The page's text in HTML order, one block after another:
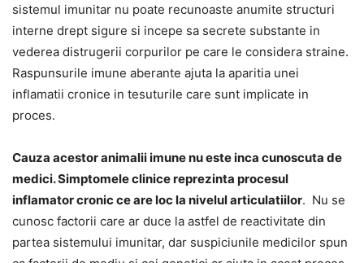
sistemul imunitar nu poate recunoaste anumite structuri
interne drept sigure si incepe sa secrete substante in
vederea distrugerii corpurilor pe care le considera straine.
Raspunsurile imune aberante ajuta la aparitia unei
inflamatii cronice in tesuturile care sunt implicate in
proces.
Cauza acestor animalii imune nu este inca cunoscuta de
medici. Simptomele clinice reprezinta procesul
inflamator cronic ce are loc la nivelul articulatiilor. Nu se
cunosc factorii care ar duce la astfel de reactivitate din
partea sistemului imunitar, dar suspiciunile medicilor spun